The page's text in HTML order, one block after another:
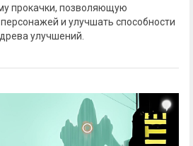
прокачки, позволяющую
и улучшать способности
улучшений.